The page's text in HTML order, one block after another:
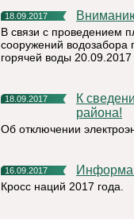
18.09.2017
В связи с проведением
сооружений водозабора
горячей воды
18.09.2017
К сведению жителей и руководителей Княжпогостского
района!
Об отключении
16.09.2017
Кросс наций 2017 года.